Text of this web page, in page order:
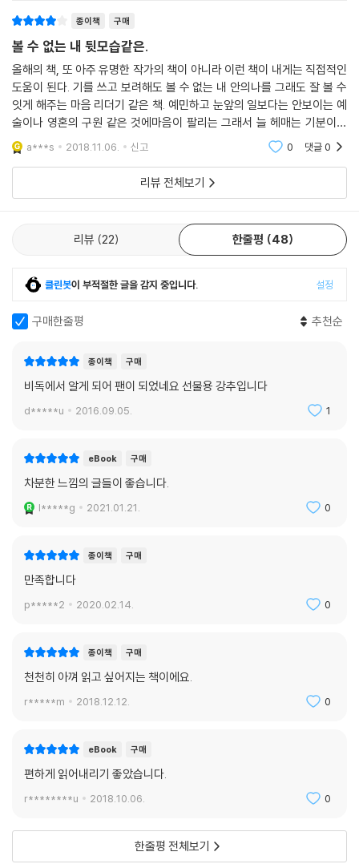
지 않기로 한다. 이 책의 진가가 발휘되는 지점이다.
“열심히 하면 돌이 없는 또는 돌이 굉장히 적은 길을 걸을 수 있을 것”이라
고 애써 토닥이며 거짓된 성장을 권하는 어른이 되지 않기로 한다. 대신 그
는 이렇게 말한다. “길 앞에 놓여 있는 돌을 치우면 다른 돌이 또 나타난
다.” 그리고 내친 김에 더 나아간다. “그 돌은 더 크고, 더 단단히 땅에 박혀
있다.” 오지은은 이 책에서 어디까지 가려는 것일까. 독자라면 조금 겁이
난다.
그러나 그는 이 책을 쓰면서 삶이 숨기고 있는 비밀에 가까이 다가가려 용
기를 낸 것이다. 그는 회색의 세계, 성장이 없는 세상, 단단하게 박힌 돌이
가득한 길을 용기 있게 대면하여 얻어진 것들로 우리에게 말을 건넨다. 그
할 것이라는 큰 외침의 방패막이 되어준다. 그래서 그가 체념 대신 용기를
선택했다는 사실이 우리에게 새삼 힘이 된다.
설렘의 반대편에 서 있는 사람들을 위해
그가 선택한 회색 세계를 마주하는 방법은 ‘혼자서 가만히 자신을 관찰하
복될지라도 그 시간이 의미 없다 생각하지 말 것, 결코 허투루 흘려보내지
말 것. 이것은 이 책의 절반을 차지하는 강령이나 전략적인 선택은 아니다.
회색의 세계에 살게 된 그에게 계획과 전략은 “내일은 꼭 팬케이크를 먹고
들을 실험해본다. 그리고 그것을 이 책에 남김없이 기록했고, 조금씩 떠밀
리듯 어른이 되어가는 우리에게 그의 기록은 일종의 실용서로 읽힌다.
이런 식이다. 어린시절 즐겨 찾던 곳, 좋아했던 장소로 떠난다. 그리고 여행
가 그렇게 많이 다르지 않음을 증명이라도 하듯이 말이다. 그러나 그는 금
세 그런 마음으로 잠들려 노력했음을 알게 된다. 다음날 아침 더 이상 설레
지 않는 자신과 마주하며 황망해한다. 그럼에도 길을 나선다. 설레지 않는
바라본 그는 다시 이렇게 말한다. “괜찮은 척하지 않고, 이해하려는 노력도
하지 않을 것.”
그의 이런 솔직한 기록과 고백은, 반짝이는 빛도 설렘도 더 이상 찾아오지
위로의 공간이 되어준다.
그의 위로는 특별하다. ‘다 괜찮다’라고 말하지 않는다. 100퍼센트 완벽한
것만이 행복해지는 게 아님을 알려준다. 50퍼센트에서 단 1퍼센트만 더 행
게도 어른이 아니었기에 그래서 체념하지 않았기에 빛이 난다.
그 빛을 나누고 싶은 그는 우리에게 이렇게 말을 건넨다. “같이 걸을래
종이책 구매
볼 수 없는 내 뒷모습같은.
올해의 책, 또 아주 유명한 작가의 책이 아니라 이런 책이 내게는 직접적인
도움이 된다. 기를 쓰고 보려해도 볼 수 없는 내 안의나를 그래도 잘 볼 수
잇게 해주는 마음 리더기 같은 책. 예민하고 눈앞의 일보다는 안보이는 예
술이나 영혼의 구원 같은 것에마음이 팔리는 그래서 늘 헤매는 기분이고
몸을 움직이는 것이 힘들고일상의 자잘하고 의미없어 보이는 행위들을 당
연하게 반복하
a***s 2018.11.06. 신고 0 댓글0
리뷰 전체보기
리뷰 22 한줄평 48
클린봇이 부적절한 글을 감지 중입니다. 설정
구매한줄평 추천순
종이책 구매
비독에서 알게 되어 팬이 되었네요 선물용 강추입니다
d*****u 2016.09.05. 1
eBook 구매
차분한 느낌의 글들이 좋습니다.
l*****g 2021.01.21. 0
종이책 구매
만족합니다
p*****2 2020.02.14. 0
종이책 구매
천천히 아껴 읽고 싶어지는 책이에요.
r*****m 2018.12.12. 0
eBook 구매
편하게 읽어내리기 좋았습니다.
r********u 2018.10.06. 0
한줄평 전체보기